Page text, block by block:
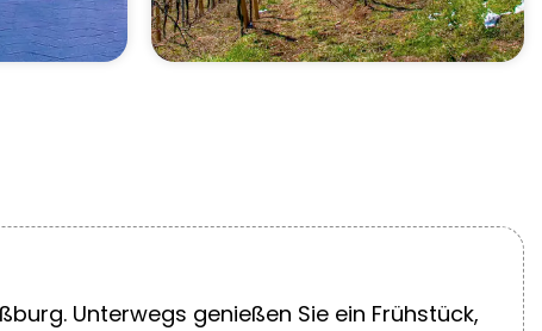
Unterwegs genießen Sie ein Frühstück,